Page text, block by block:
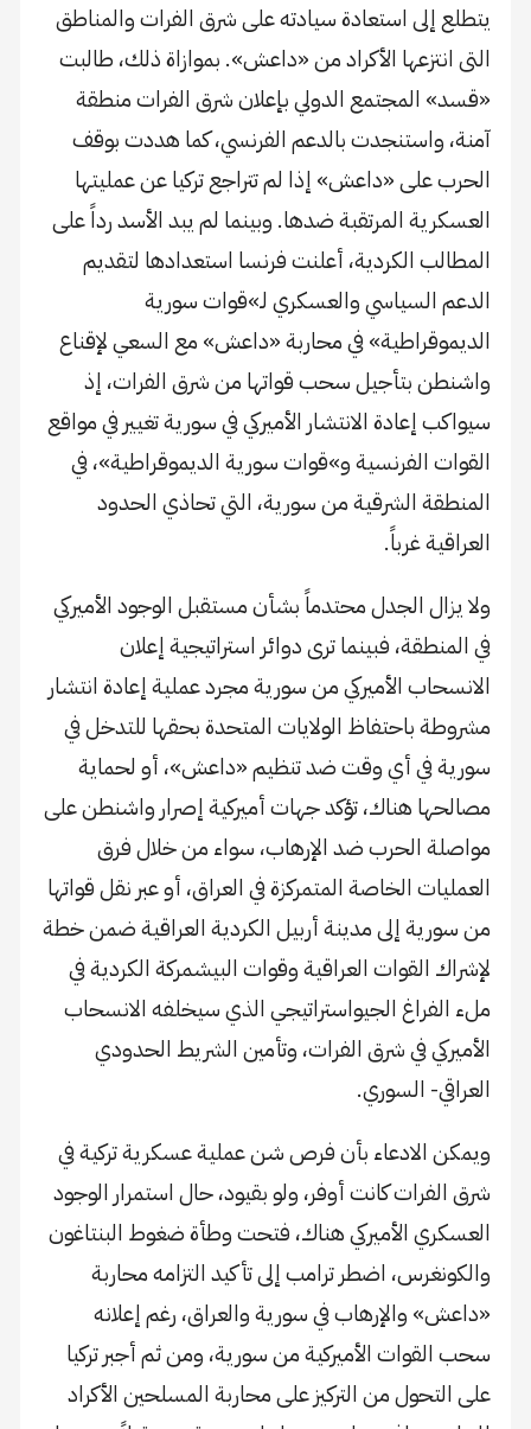
يتطلع إلى استعادة سيادته على شرق الفرات والمناطق
التى انتزعها الأكراد من «داعش». بموازاة ذلك، طالبت
«قسد» المجتمع الدولي بإعلان شرق الفرات منطقة
آمنة، واستنجدت بالدعم الفرنسي، كما هددت بوقف
الحرب على «داعش» إذا لم تتراجع تركيا عن عمليتها
العسكرية المرتقبة ضدها. وبينما لم يبد الأسد رداً على
المطالب الكردية، أعلنت فرنسا استعدادها لتقديم
الدعم السياسي والعسكري لـ»قوات سورية
الديموقراطية» في محاربة «داعش» مع السعي لإقناع
واشنطن بتأجيل سحب قواتها من شرق الفرات، إذ
سيواكب إعادة الانتشار الأميركي في سورية تغيير في مواقع
القوات الفرنسية و»قوات سورية الديموقراطية»، في
المنطقة الشرقية من سورية، التي تحاذي الحدود
العراقية غرباً.
ولا يزال الجدل محتدماً بشأن مستقبل الوجود الأميركي
في المنطقة، فبينما ترى دوائر استراتيجية إعلان
الانسحاب الأميركي من سورية مجرد عملية إعادة انتشار
مشروطة باحتفاظ الولايات المتحدة بحقها للتدخل في
سورية في أي وقت ضد تنظيم «داعش»، أو لحماية
مصالحها هناك، تؤكد جهات أميركية إصرار واشنطن على
مواصلة الحرب ضد الإرهاب، سواء من خلال فرق
العمليات الخاصة المتمركزة في العراق، أو عبر نقل قواتها
من سورية إلى مدينة أربيل الكردية العراقية ضمن خطة
لإشراك القوات العراقية وقوات البيشمركة الكردية في
ملء الفراغ الجيواستراتيجي الذي سيخلفه الانسحاب
الأميركي في شرق الفرات، وتأمين الشريط الحدودي
العراقي- السوري.
ويمكن الادعاء بأن فرص شن عملية عسكرية تركية في
شرق الفرات كانت أوفر، ولو بقيود، حال استمرار الوجود
العسكري الأميركي هناك، فتحت وطأة ضغوط البنتاغون
والكونغرس، اضطر ترامب إلى تأكيد التزامه محاربة
«داعش» والإرهاب في سورية والعراق، رغم إعلانه
سحب القوات الأميركية من سورية، ومن ثم أجبر تركيا
على التحول من التركيز على محاربة المسلحين الأكراد